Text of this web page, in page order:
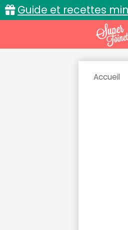
Guide et recettes
Accueil